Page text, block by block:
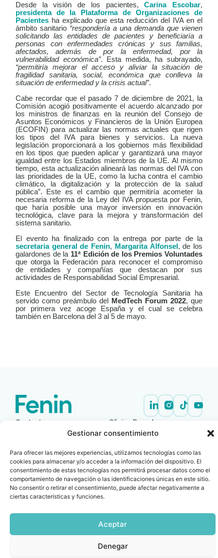
Gestionar consentimiento
Para ofrecer las mejores experiencias, utilizamos tecnologías como las
cookies para almacenar y/o acceder a la información del dispositivo. El
consentimiento de estas tecnologías nos permitirá procesar datos como el
comportamiento de navegación o las identificaciones únicas en este sitio.
No consentir o retirar el consentimiento, puede afectar negativamente a
ciertas características y funciones.
Aceptar
Denegar
Desde la visión de los pacientes,Carina Escobar,
presidenta de la Plataforma de Organizaciones de
Pacientes ha explicado que esta reducción del IVA en el
ámbito sanitario “respondería a una demanda que vienen
solicitando las entidades de pacientes y beneficiaría a
personas con enfermedades crónicas y sus familias,
afectados, además de por la enfermedad, por la
vulnerabilidad económica”. Esta medida, ha subrayado,
“permitiría mejorar el acceso y aliviar la situación de
fragilidad sanitaria, social, económica que conlleva la
situación de enfermedad y la crisis actual”.
Cabe recordar que el pasado 7 de diciembre de 2021, la
Comisión acogió positivamente el acuerdo alcanzado por
los ministros de finanzas en la reunión del Consejo de
Asuntos Económicos y Financieros de la Unión Europea
(ECOFIN) para actualizar las normas actuales que rigen
los tipos del IVA para bienes y servicios. La nueva
legislación proporcionará a los gobiernos más flexibilidad
en los tipos que pueden aplicar y garantizará una mayor
igualdad entre los Estados miembros de la UE. Al mismo
tiempo, esta actualización alineará las normas del IVA con
las prioridades de la UE, como la lucha contra el cambio
climático, la digitalización y la protección de la salud
pública”. Este es el cambio que permitiría acometer la
necesaria reforma de la Ley del IVA propuesta por Fenin,
que haría posible una mayor inversión en innovación
tecnológica, clave para la mejora y transformación del
sistema sanitario.
El evento ha finalizado con la entrega por parte de la
secretaria general de Fenin, Margarita Alfonsel , de los
galardones de la 11ª Edición de los Premios Voluntades
que otorga la Federación para reconocer el compromiso
de entidades y compañías que destacan por sus
actividades de Responsabilidad Social Empresarial.
Este Encuentro del Sector de Tecnología Sanitaria ha
servido como preámbulo del
MedTech Forum 2022, que
por primera vez acoge España y el cual se celebra
también en Barcelona del 3 al 5 de mayo.
Contacto
info@fenin.es
915 759 800
Oficina Barcelona
Travesera de Gracia, 56 -
932 014 655
Copyright © 2025 FENIN |
Todos los derechos
Política
de
|Cookies
|Aviso
legal
|SIIF(Canal
de
|Políticas
y